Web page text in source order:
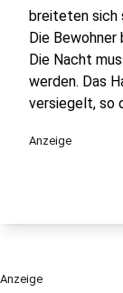
breiteten sich
Die
Die Nacht
werden. Das
versiegelt, so
Anzeige
Anzeige